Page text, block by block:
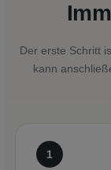
Der erste Schritt
kann